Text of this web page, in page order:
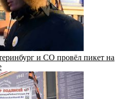
и СО провёл пикет на